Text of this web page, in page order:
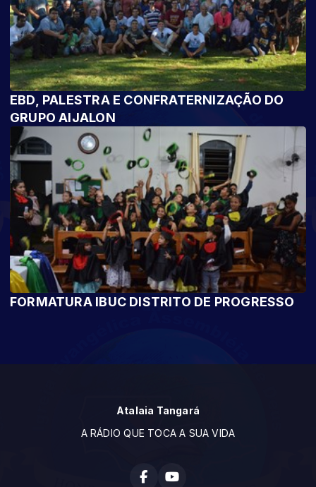
EBD, PALESTRA E CONFRATERNIZAÇÃO DO
GRUPO AIJALON
FORMATURA IBUC DISTRITO DE PROGRESSO
Atalaia Tangará
A RÁDIO QUE TOCA A SUA VIDA